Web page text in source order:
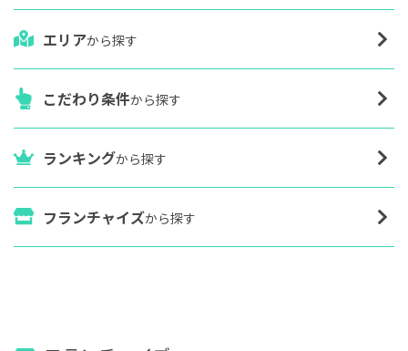
エリアから探す
こだわり条件から探す
ランキングから探す
フランチャイズから探す